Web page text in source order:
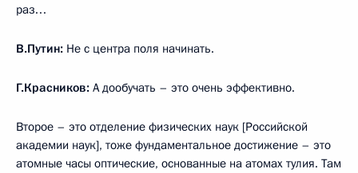
раз…
В.Путин: Не с центра поля начинать.
Г.Красников: А дообучать – это очень эффективно.
Второе – это отделение физических наук [Российской
академии наук], тоже фундаментальное достижение – это
атомные часы оптические, основанные на атомах тулия. Там